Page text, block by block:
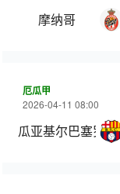
摩纳哥
厄瓜甲
2026-04-11 08:00
瓜亚基尔巴塞罗那